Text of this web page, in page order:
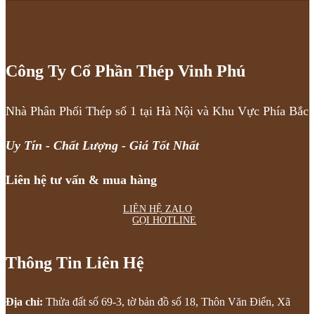
Công Ty Cổ Phần Thép Vinh Phú
Nhà Phân Phối Thép số 1 tại Hà Nội và Khu Vực Phía Bắc
Uy Tín - Chất Lượng - Giá Tốt Nhất
Liên hệ tư vấn & mua hàng
LIÊN HỆ ZALO
GỌI HOTLINE
Thông Tin Liên Hệ
Địa chỉ: Thửa đất số 69-3, tờ bản đồ số 18, Thôn Văn Điển, Xã